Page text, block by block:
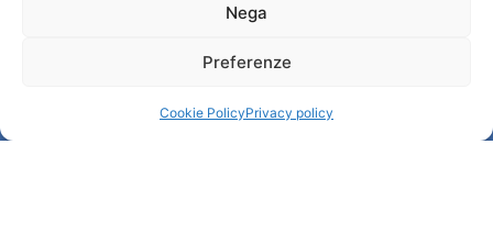
Nega
Preferenze
Cookie PolicyPrivacy policy